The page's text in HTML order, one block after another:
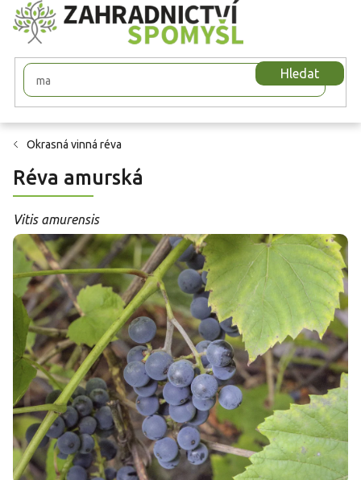
Přejít
na
obsah
Hledat
Okrasná vinná réva
Réva amurská
Vitis amurensis